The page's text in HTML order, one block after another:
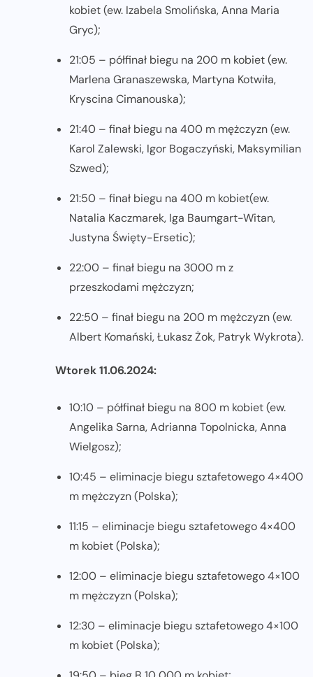
kobiet (ew. Izabela Smolińska, Anna Maria
Gryc);
21:05 – półfinał biegu na 200 m kobiet (ew.
Marlena Granaszewska, Martyna Kotwiła,
Kryscina Cimanouska);
21:40 – finał biegu na 400 m mężczyzn (ew.
Karol Zalewski, Igor Bogaczyński, Maksymilian
Szwed);
21:50 – finał biegu na 400 m kobiet(ew.
Natalia Kaczmarek, Iga Baumgart-Witan,
Justyna Święty-Ersetic);
22:00 – finał biegu na 3000 m z
przeszkodami mężczyzn;
22:50 – finał biegu na 200 m mężczyzn (ew.
Albert Komański, Łukasz Żok, Patryk Wykrota).
Wtorek 11.06.2024:
10:10 – półfinał biegu na 800 m kobiet (ew.
Angelika Sarna, Adrianna Topolnicka, Anna
Wielgosz);
10:45 – eliminacje biegu sztafetowego 4×400
m mężczyzn (Polska);
11:15 – eliminacje biegu sztafetowego 4×400
m kobiet (Polska);
12:00 – eliminacje biegu sztafetowego 4×100
m mężczyzn (Polska);
12:30 – eliminacje biegu sztafetowego 4×100
m kobiet (Polska);